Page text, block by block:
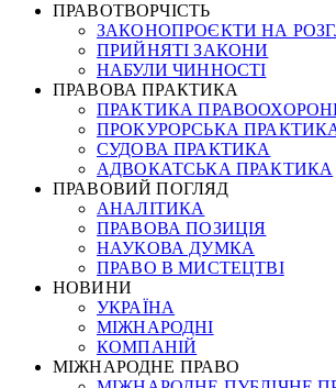
ПРАВОТВОРЧІСТЬ
ЗАКОНОПРОЄКТИ НА
ПРИЙНЯТІ ЗАКОНИ
НАБУЛИ ЧИННОСТІ
ПРАВОВА ПРАКТИКА
ПРАКТИКА
ПРОКУРОРСЬКА
СУДОВА ПРАКТИКА
АДВОКАТСЬКА ПРАКТИКА
ПРАВОВИЙ ПОГЛЯД
АНАЛІТИКА
ПРАВОВА ПОЗИЦІЯ
НАУКОВА ДУМКА
ПРАВО В МИСТЕЦТВІ
НОВИНИ
УКРАЇНА
МІЖНАРОДНІ
КОМПАНІЙ
МІЖНАРОДНЕ ПРАВО